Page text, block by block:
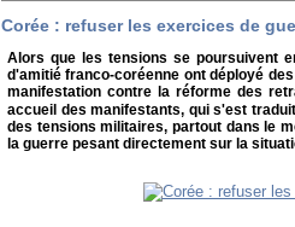
Corée : refuser les exercices de
Alors que les tensions se poursuivent
d'amitié franco-coréenne ont déployé
manifestation contre la réforme des
accueil des manifestants, qui s'est
des tensions militaires, partout dans le
la guerre pesant directement sur la